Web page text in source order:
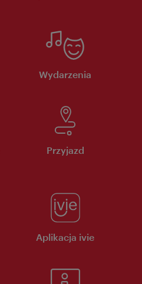
Wydarzenia
Przyjazd
Aplikacja ivie